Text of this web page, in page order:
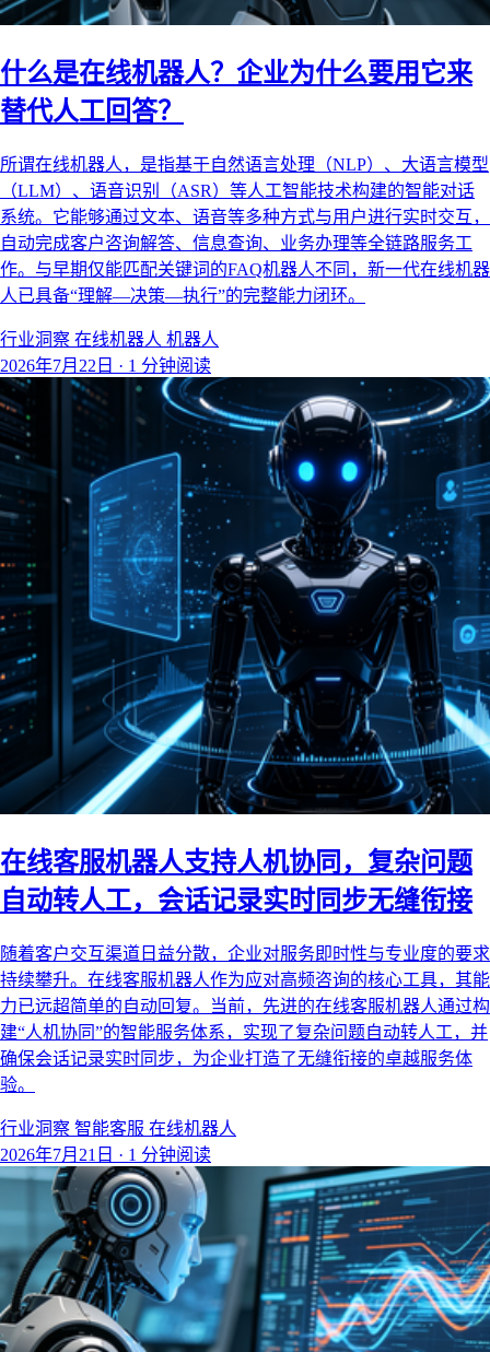
什么是在线机器人？企业为什么要用它来
替代人工回答？
所谓在线机器人，是指基于自然语言处理（NLP）、大语言模型
（LLM）、语音识别（ASR）等人工智能技术构建的智能对话
系统。它能够通过文本、语音等多种方式与用户进行实时交互，
自动完成客户咨询解答、信息查询、业务办理等全链路服务工
作。与早期仅能匹配关键词的FAQ机器人不同，新一代在线机器
人已具备“理解—决策—执行”的完整能力闭环。
行业洞察 在线机器人 机器人
2026年7月22日 · 1 分钟阅读
在线客服机器人支持人机协同，复杂问题
自动转人工，会话记录实时同步无缝衔接
随着客户交互渠道日益分散，企业对服务即时性与专业度的要求
持续攀升。在线客服机器人作为应对高频咨询的核心工具，其能
力已远超简单的自动回复。当前，先进的在线客服机器人通过构
建“人机协同”的智能服务体系，实现了复杂问题自动转人工，并
确保会话记录实时同步，为企业打造了无缝衔接的卓越服务体
验。
行业洞察 智能客服 在线机器人
2026年7月21日 · 1 分钟阅读